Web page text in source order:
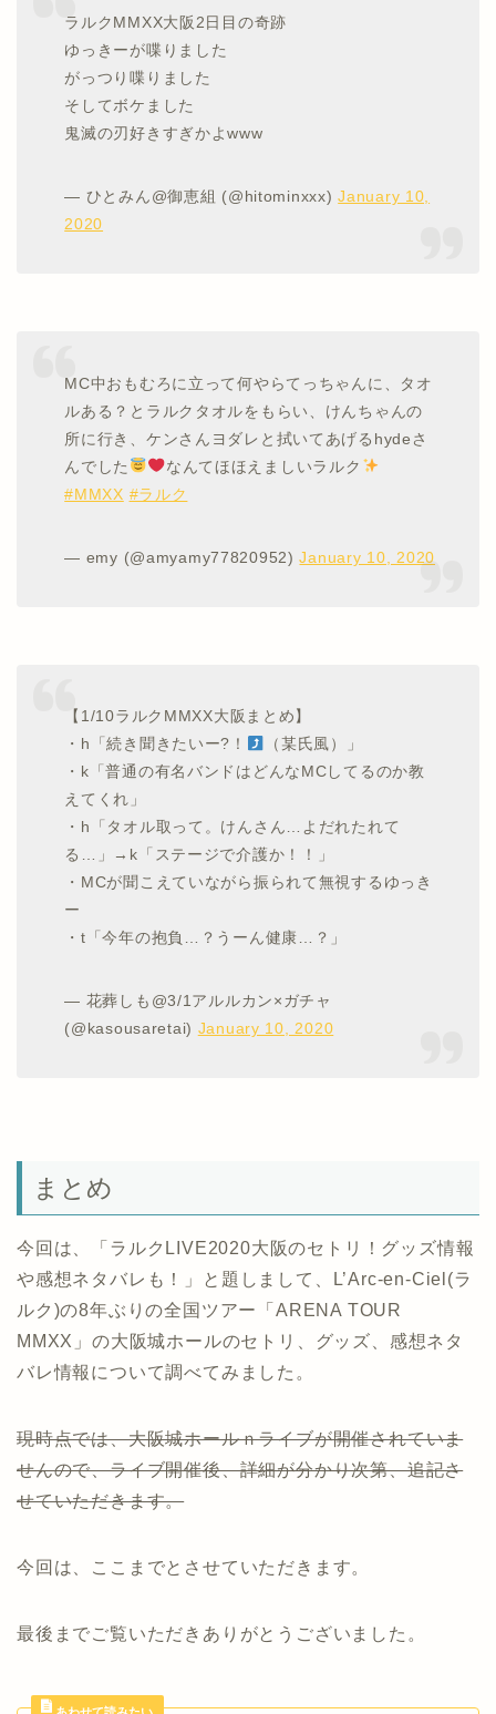
ラルクMMXX大阪2日目の奇跡
ゆっきーが喋りました
がっつり喋りました
そしてボケました
鬼滅の刃好きすぎかよwww
— ひとみん@御恵組 (@hitominxxx)January 10,
2020
MC中おもむろに立って何やらてっちゃんに、タオ
ルある？とラルクタオルをもらい、けんちゃんの
所に行き、ケンさんヨダレと拭いてあげるhydeさ
んでした
なんてほほえましいラルク
#MMXX #ラルク
— emy (@amyamy77820952)January 10, 2020
【1/10ラルクMMXX大阪まとめ】
・h「続き聞きたいー?！
（某氏風）」
・k「普通の有名バンドはどんなMCしてるのか教
えてくれ」
・h「タオル取って。けんさん…よだれたれて
る…」→k「ステージで介護か！！」
・MCが聞こえていながら振られて無視するゆっき
ー
・t「今年の抱負…？うーん健康…？」
— 花葬しも@3/1アルルカン×ガチャ
(@kasousaretai) January 10, 2020
まとめ
今回は、「ラルクLIVE2020大阪のセトリ！グッズ情報
や感想ネタバレも！」と題しまして、L’Arc-en-Ciel(ラ
ルク)の8年ぶりの全国ツアー「ARENA TOUR
MMXX」の大阪城ホールのセトリ、グッズ、感想ネタ
バレ情報について調べてみました。
現時点では、大阪城ホールｎライブが開催されていま
せんので、ライブ開催後、詳細が分かり次第、追記さ
せていただきます。
今回は、ここまでとさせていただきます。
最後までご覧いただきありがとうございました。